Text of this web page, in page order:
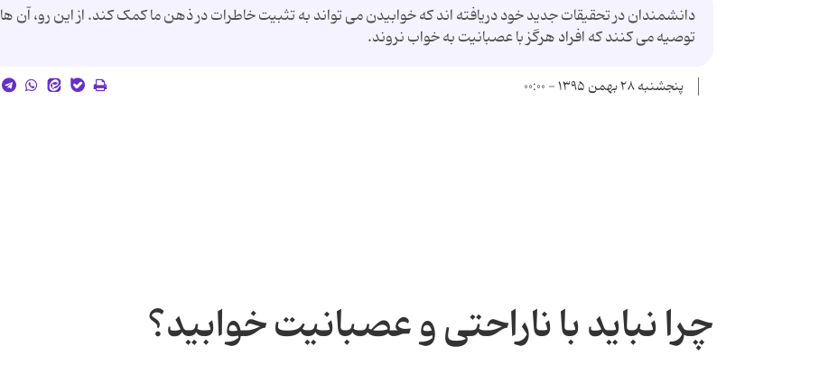
دانشمندان در تحقیقات جدید خود دریافته اند که خوابیدن می تواند به تثبیت خاطرات در ذهن ما کمک کند. از این رو، آن ها
توصیه می کنند که افراد هرگز با عصبانیت به خواب نروند.
پنجشنبه ۲۸ بهمن ۱۳۹۵ - ۰۰:۰۰
چرا نباید با ناراحتی و عصبانیت خوابید؟